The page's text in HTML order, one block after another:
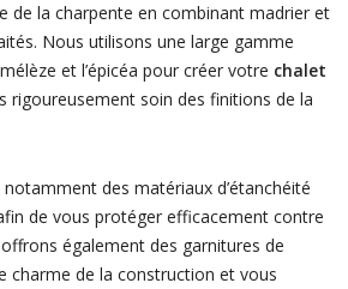
de la charpente en combinant madrier et
Nous utilisons une large gamme
et l’épicéa pour créer votre chalet
rigoureusement soin des finitions de la
des matériaux d’étanchéité
de vous protéger efficacement contre
également des garnitures de
charme de la construction et vous